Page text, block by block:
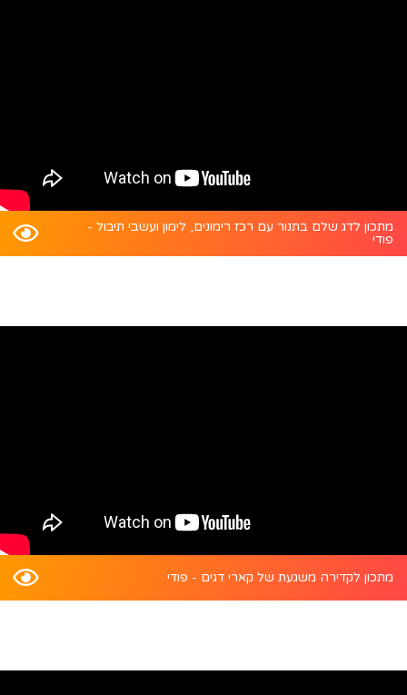
מתכון לדג שלם בתנור עם רכז רימונים, לימון ועשבי תיבול -
פודי
מתכון לקדירה משגעת של קארי דגים - פודי